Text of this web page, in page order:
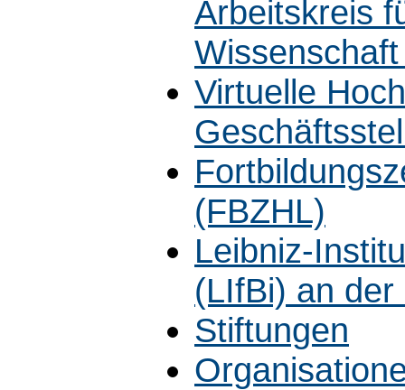
Arbeitskreis
Virtuelle
(FBZHL)
Leibniz-
(LIfBi) an
Stiftungen